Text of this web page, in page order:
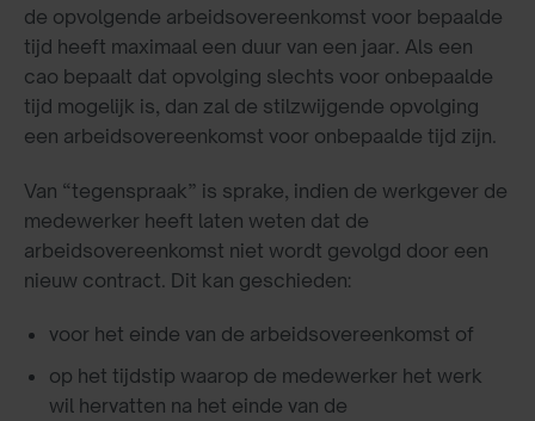
de opvolgende arbeidsovereenkomst voor bepaalde
tijd heeft maximaal een duur van een jaar. Als een
cao bepaalt dat opvolging slechts voor onbepaalde
tijd mogelijk is, dan zal de stilzwijgende opvolging
een arbeidsovereenkomst voor onbepaalde tijd zijn.
Van “tegenspraak” is sprake, indien de werkgever de
medewerker heeft laten weten dat de
arbeidsovereenkomst niet wordt gevolgd door een
nieuw contract. Dit kan geschieden:
voor het einde van de arbeidsovereenkomst of
op het tijdstip waarop de medewerker het werk
wil hervatten na het einde van de